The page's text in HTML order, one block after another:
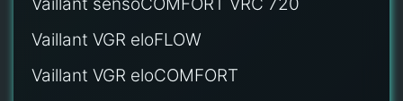
Vaillant VGR eloFLOW
Vaillant VGR eloCOMFORT